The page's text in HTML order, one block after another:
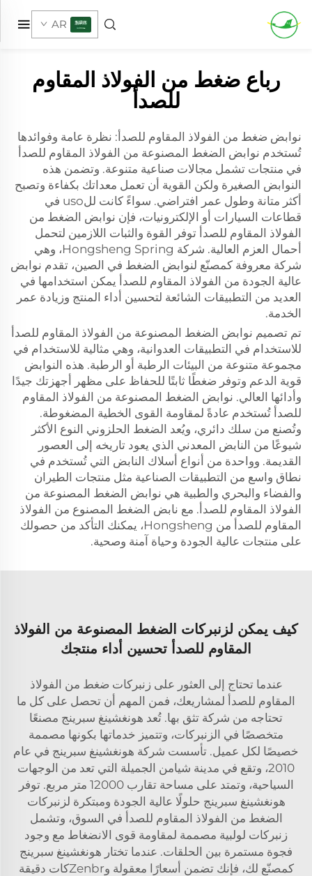
AR
رباع ضغط من الفولاذ المقاوم
للصدأ
نوابض ضغط من الفولاذ المقاوم للصدأ: نظرة عامة وفوائدها
تُستخدم نوابض الضغط المصنوعة من الفولاذ المقاوم للصدأ
في منتجات تشمل مجالات صناعية متنوعة. وتضمن هذه
النوابض الصغيرة ولكن القوية أن تعمل معداتك بكفاءة وتصبح
أكثر متانة وطول عمر افتراضي. سواءً كانت للuso في
قطاعات السيارات أو الإلكترونيات، فإن نوابض الضغط من
الفولاذ المقاوم للصدأ توفر القوة والثبات اللازمين لتحمل
أحمال العزم العالية. شركة Hongsheng Spring، وهي
شركة معروفة كمصنّع لنوابض الضغط في الصين، تقدم نوابض
عالية الجودة من الفولاذ المقاوم للصدأ يمكن استخدامها في
العديد من التطبيقات الشائعة لتحسين أداء المنتج وزيادة عمر
الخدمة.
تم تصميم نوابض الضغط المصنوعة من الفولاذ المقاوم للصدأ
للاستخدام في التطبيقات العدوانية، وهي مثالية للاستخدام في
مجموعة متنوعة من البيئات الرطبة أو الرطبة. هذه النوابض
قوية الدعم وتوفر ضغطًا ثابتًا للحفاظ على مظهر أجهزتك جيدًا
وأدائها العالي. نوابض الضغط المصنوعة من الفولاذ المقاوم
للصدأ تُستخدم عادةً لمقاومة القوى الخطية المضغوطة.
وتُصنع من سلك دائري، ويُعد الضغط الحلزوني النوع الأكثر
شيوعًا من النابض المعدني الذي يعود تاريخه إلى العصور
القديمة. وواحدة من أنواع أسلاك النابض التي تُستخدم في
نطاق واسع من التطبيقات الصناعية مثل منتجات الطيران
والفضاء والبحري والطبية هي نوابض الضغط المصنوعة من
الفولاذ المقاوم للصدأ. مع نابض الضغط المصنوع من الفولاذ
المقاوم للصدأ من Hongsheng، يمكنك التأكد من حصولك
على منتجات عالية الجودة وحياة آمنة وصحية.
كيف يمكن لزنبركات الضغط المصنوعة من الفولاذ
المقاوم للصدأ تحسين أداء منتجك
عندما تحتاج إلى العثور على زنبركات ضغط من الفولاذ
المقاوم للصدأ لمشاريعك، فمن المهم أن تحصل على كل ما
تحتاجه من شركة تثق بها. تُعد هونغشينغ سبرينج مصنعًا
متخصصًا في الزنبركات، وتتميز خدماتها بكونها مصممة
خصيصًا لكل عميل. تأسست شركة هونغشينغ سبرينج في عام
2010، وتقع في مدينة شيامن الجميلة التي تعد من الوجهات
السياحية، وتمتد على مساحة تقارب 12000 متر مربع. توفر
هونغشينغ سبرينج حلولًا عالية الجودة ومبتكرة لزنبركات
الضغط من الفولاذ المقاوم للصدأ في السوق، وتشمل
زنبركات لولبية مصممة لمقاومة قوى الانضغاط مع وجود
فجوة مستمرة بين الحلقات. عندما تختار هونغشينغ سبرينج
كمصنّع لك، فإنك تضمن أسعارًا معقولة وZenbrكات دقيقة